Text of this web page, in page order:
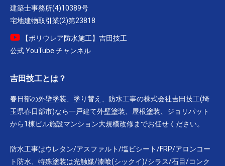
建築士事務所(4)10389号
宅地建物取引業(2)第23818
【ポリウレア防水施工】吉田技工
公式 YouTube チャンネル
吉田技工とは？
春日部の外壁塗装、塗り替え、防水工事の株式会社吉田技工(埼
玉県春日部市)なら一戸建て外壁塗装、屋根塗装、ジョリパット
から1棟ビル施設マンション大規模改修までお任せください。
防水工事はウレタン/アスファルト/塩ビシート/FRP/アロンコー
ト防水、特殊塗装は光触媒/漆喰(シックイ)/シラス/石目/コンク